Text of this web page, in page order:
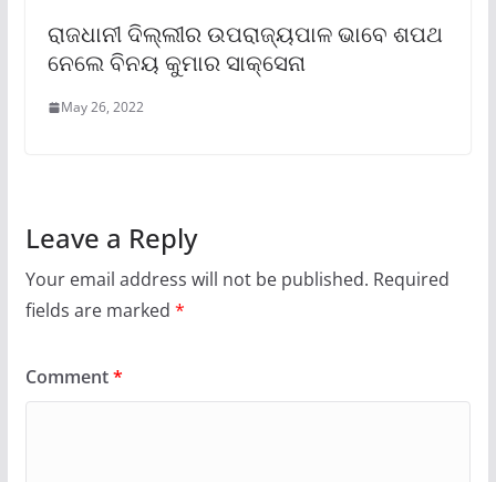
ରାଜଧାନୀ ଦିଲ୍ଲୀର ଉପରାଜ୍ୟପାଳ ଭାବେ ଶପଥ
ନେଲେ ବିନୟ କୁମାର ସାକ୍‌ସେନା
May 26, 2022
Leave a Reply
Your email address will not be published. Required
fields are marked *
Comment*